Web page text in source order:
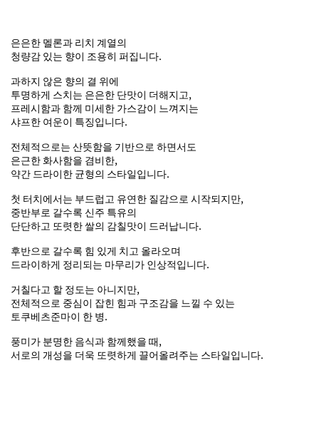
은은한 멜론과 리치 계열의
청량감 있는 향이 조용히 퍼집니다.
과하지 않은 향의 결 위에
투명하게 스치는 은은한 단맛이 더해지고,
프레시함과 함께 미세한 가스감이 느껴지는
샤프한 여운이 특징입니다.
전체적으로는 산뜻함을 기반으로 하면서도
은근한 화사함을 겸비한,
약간 드라이한 균형의 스타일입니다.
첫 터치에서는 부드럽고 유연한 질감으로 시작되지만,
중반부로 갈수록 신주 특유의
단단하고 또렷한 쌀의 감칠맛이 드러납니다.
후반으로 갈수록 힘 있게 치고 올라오며
드라이하게 정리되는 마무리가 인상적입니다.
거칠다고 할 정도는 아니지만,
전체적으로 중심이 잡힌 힘과 구조감을 느낄 수 있는
토쿠베츠준마이 한 병.
풍미가 분명한 음식과 함께했을 때,
서로의 개성을 더욱 또렷하게 끌어올려주는 스타일입니다.